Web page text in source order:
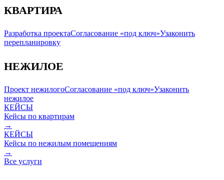
КВАРТИРА
Разработка проектаСогласование «под ключ»Узаконить
перепланировку
НЕЖИЛОЕ
Проект нежилогоСогласование «под ключ»Узаконить
нежилое
КЕЙСЫ
Кейсы по квартирам
→
КЕЙСЫ
Кейсы по нежилым помещениям
→
Все услуги